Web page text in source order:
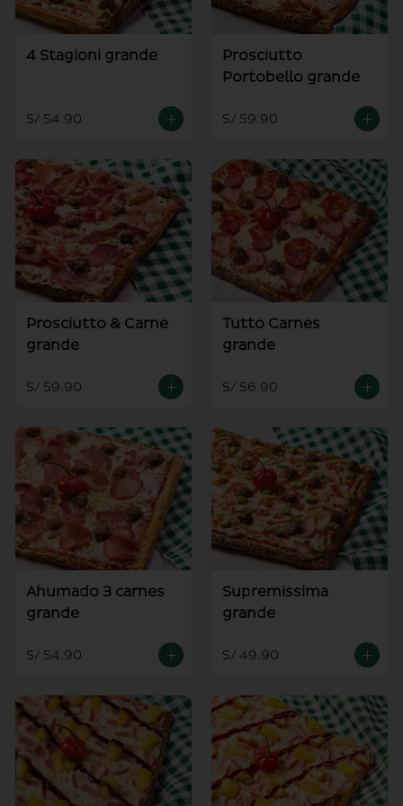
4 Stagioni grande
S/ 54.90
Prosciutto
Portobello grande
S/ 59.90
Prosciutto & Carne
grande
S/ 59.90
Tutto Carnes
grande
S/ 56.90
Ahumado 3 carnes
grande
S/ 54.90
Supremissima
grande
S/ 49.90